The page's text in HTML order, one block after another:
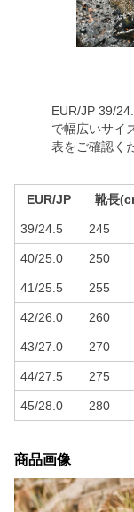
EUR/JP 39/
で幅広いサイ
表をご確認く
EUR/JP 靴長
39/24.5 245
40/25.0 250
41/25.5 255
42/26.0 260
43/27.0 270
44/27.5 275
45/28.0 280
商品画像